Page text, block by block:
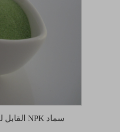
سماد NPK القابل للذوبان في الماء 30-10-10